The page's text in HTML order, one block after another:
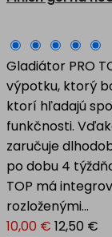
Gladiátor PRO
výpotku, ktorý
ktorí hľadajú
funkčnosti.
zaručuje
po dobu 4
TOP má
rozloženými...
10,00 € 12,50 €